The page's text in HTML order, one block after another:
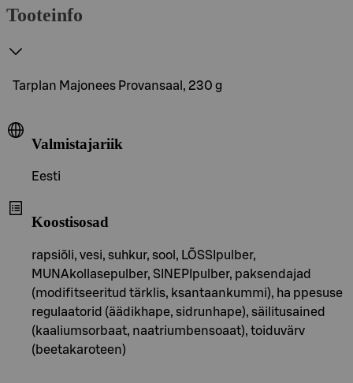
Tooteinfo
Tarplan Majonees Provansaal, 230 g
Valmistajariik
Eesti
Koostisosad
rapsiõli, vesi, suhkur, sool, LÕSSIpulber,
MUNAkollasepulber, SINEPIpulber, paksendajad
(modifitseeritud tärklis, ksantaankummi), ha ppesuse
regulaatorid (äädikhape, sidrunhape), säilitusained
(kaaliumsorbaat, naatriumbensoaat), toiduvärv
(beetakaroteen)